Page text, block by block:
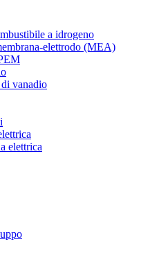
a idrogeno
elettrodo (MEA)
vanadio
elettrica